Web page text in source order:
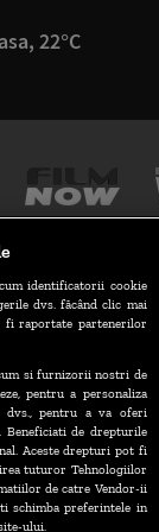
22°C
TERMENI
GESTIONAȚI
identificatorii cookie
dvs. făcând clic mai
fi raportate partenerilor
si furnizorii nostri de
pentru a personaliza
dvs., pentru a va oferi
Beneficiati de drepturile
Aceste drepturi pot fi
tuturor Tehnologiilor
de catre Vendor-ii
schimba preferintele in
ului.